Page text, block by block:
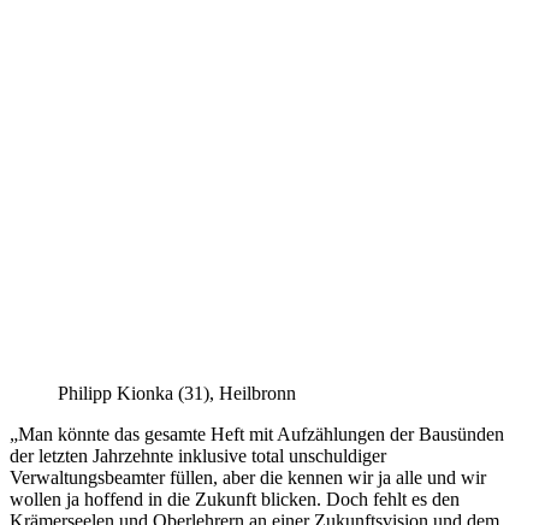
Philipp Kionka (31), Heilbronn
„Man könnte das gesamte Heft mit Aufzählungen der Bausünden
der letzten Jahrzehnte inklusive total unschuldiger
Verwaltungsbeamter füllen, aber die kennen wir ja alle und wir
wollen ja hoffend in die Zukunft blicken. Doch fehlt es den
Krämerseelen und Oberlehrern an einer Zukunftsvision und dem